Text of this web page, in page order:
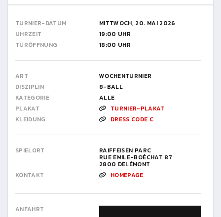
TURNIER-DATUM
MITTWOCH, 20. MAI 2026
UHRZEIT
19:00 UHR
TÜRÖFFNUNG
18:00 UHR
ART
WOCHENTURNIER
DISZIPLIN
8-BALL
KATEGORIE
ALLE
PLAKAT
TURNIER-PLAKAT
KLEIDUNG
DRESS CODE C
SPIELORT RAIFFEISEN PARC
RUE EMILE-BOÉCHAT 87
2800 DELÉMONT
KONTAKT
HOMEPAGE
ANFAHRT